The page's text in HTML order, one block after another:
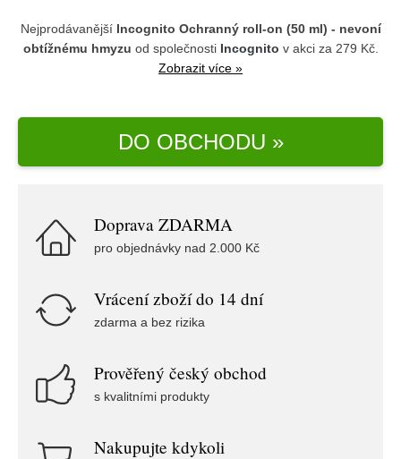
Nejprodávanější Incognito Ochranný roll-on (50 ml) - nevoní
obtížnému hmyzu od společnosti Incognito v akci za 279 Kč.
Zobrazit více »
DO OBCHODU »
Doprava ZDARMA
pro objednávky nad 2.000 Kč
Vrácení zboží do 14 dní
zdarma a bez rizika
Prověřený český obchod
s kvalitními produkty
Nakupujte kdykoli